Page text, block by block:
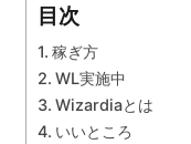
目次
稼ぎ方
WL実施中
Wizardiaとは
いいところ